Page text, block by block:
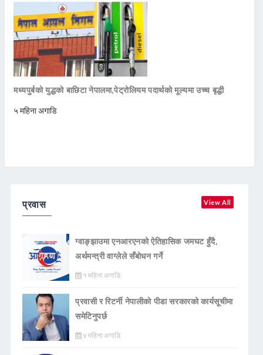
मध्यपुर्बको युद्धको बाछिटा नेपालमा,पेट्रोलियम पदार्थको मूल्यमा उच्च बृद्धी
५ महिना अगाडि
प्रवास View All
ग्वाङ्झाउमा एनआरएनको ऐतिहासिक जमघट हुँदै,
अर्थमन्त्री वाग्लेले सँबोधन गर्ने
१ महिना अगाडि
प्रवासी र रिटर्नी नेपालीको पीडा सरकारको कार्यसूचीमा
समेटिनुपर्छ
४ महिना अगाडि